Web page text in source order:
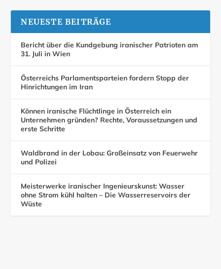
NEUESTE BEITRÄGE
Bericht über die Kundgebung iranischer Patrioten am
31. Juli in Wien
Österreichs Parlamentsparteien fordern Stopp der
Hinrichtungen im Iran
Können iranische Flüchtlinge in Österreich ein
Unternehmen gründen? Rechte, Voraussetzungen und
erste Schritte
Waldbrand in der Lobau: Großeinsatz von Feuerwehr
und Polizei
Meisterwerke iranischer Ingenieurskunst: Wasser
ohne Strom kühl halten – Die Wasserreservoirs der
Wüste